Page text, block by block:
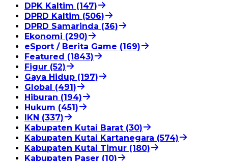
DPK Kaltim (147)
DPRD Kaltim (506)
DPRD Samarinda (36)
Ekonomi (290)
eSport / Berita Game (169)
Featured (1843)
Figur (52)
Gaya Hidup (197)
Global (491)
Hiburan (194)
Hukum (451)
IKN (337)
Kabupaten Kutai Barat (30)
Kabupaten Kutai Kartanegara (574)
Kabupaten Kutai Timur (180)
Kabupaten Paser (10)